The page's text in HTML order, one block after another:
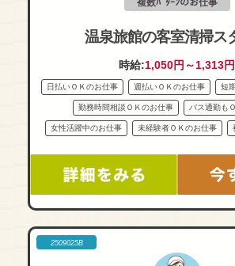
温泉旅館の客室清掃ス
時給:1,050円～1,313円
日払いＯＫのお仕事 週払いＯＫのお仕事 短
勤務時間相談ＯＫのお仕事 バス通勤も
女性活躍中のお仕事 未経験者ＯＫのお仕事
2509025B